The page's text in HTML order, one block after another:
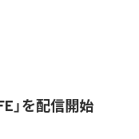
」を配信開始